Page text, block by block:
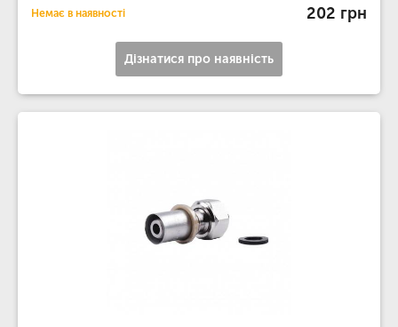
Немає в наявності 202 грн
Дізнатися про наявність